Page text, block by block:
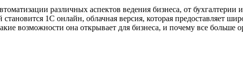
различных аспектов ведения бизнеса, от бухгалтерии
1С онлайн, облачная версия, которая предоставляет
возможности она открывает для бизнеса, и почему все